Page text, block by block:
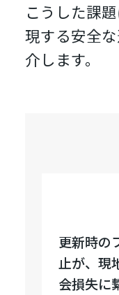
こうした課
現する安全
介します。
更新時の
止が、現
会損失に